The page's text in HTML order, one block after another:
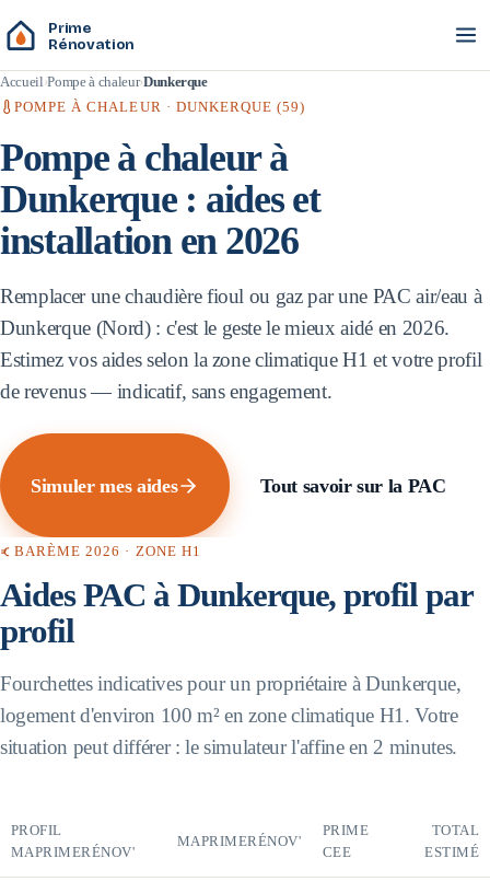
Prime
Rénovation
Accueil Pompe à chaleur Dunkerque
POMPE À CHALEUR · DUNKERQUE (59)
Pompe à chaleur à
Dunkerque: aides et
installation en 2026
Remplacer une chaudière fioul ou gaz par une PAC air/eau à
Dunkerque (Nord) : c'est le geste le mieux aidé en 2026.
Estimez vos aides selon la zone climatiqueH1 et votre profil
de revenus — indicatif, sans engagement.
Simuler mes aides Tout savoir sur la PAC
BARÈME 2026 · ZONE H1
Aides PAC àDunkerque, profil par
profil
Fourchettes indicatives pour un propriétaire àDunkerque,
logement d'environ 100 m² en zone climatique H1 . Votre
situation peut différer : le simulateur l'affine en 2 minutes.
PROFIL
MAPRIMERÉNOV'
MAPRIMERÉNOV'
PRIME
CEE
TOTAL
ESTIMÉ